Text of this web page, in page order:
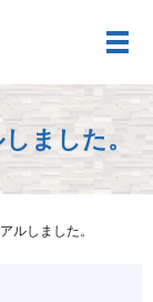
メ
ました。
ルしました。